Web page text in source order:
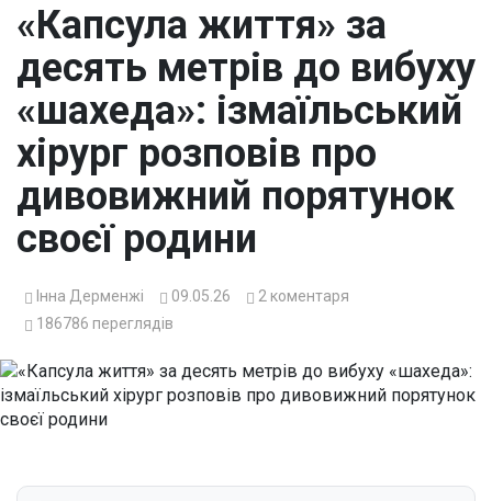
«Капсула життя» за
десять метрів до вибуху
«шахеда»: ізмаїльський
хірург розповів про
дивовижний порятунок
своєї родини
Інна Дерменжі 09.05.26 2 коментаря
186786 переглядів